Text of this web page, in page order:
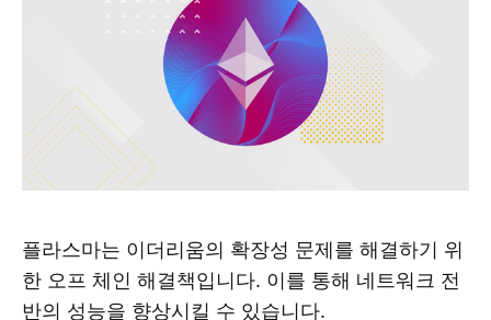
플라스마는 이더리움의 확장성 문제를 해결하기 위
한 오프 체인 해결책입니다. 이를 통해 네트워크 전
반의 성능을 향상시킬 수 있습니다.